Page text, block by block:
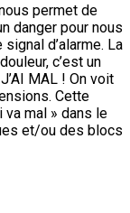
permet de
danger pour nous
d’alarme. La
c’est un
MAL ! On voit
Cette
va mal » dans le
et/ou des blocs